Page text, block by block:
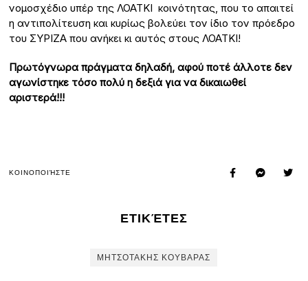
νομοσχέδιο υπέρ της ΛΟΑΤΚΙ κοινότητας, που το απαιτεί
η αντιπολίτευση και κυρίως βολεύει τον ίδιο τον πρόεδρο
του ΣΥΡΙΖΑ που ανήκει κι αυτός στους ΛΟΑΤΚΙ!
Πρωτόγνωρα πράγματα δηλαδή, αφού ποτέ άλλοτε δεν
αγωνίστηκε τόσο πολύ η δεξιά για να δικαιωθεί
αριστερά!!!
ΚΟΙΝΟΠΟΙΉΣΤΕ
ΕΤΙΚΈΤΕΣ
ΜΗΤΣΟΤΑΚΗΣ ΚΟΥΒΑΡΑΣ